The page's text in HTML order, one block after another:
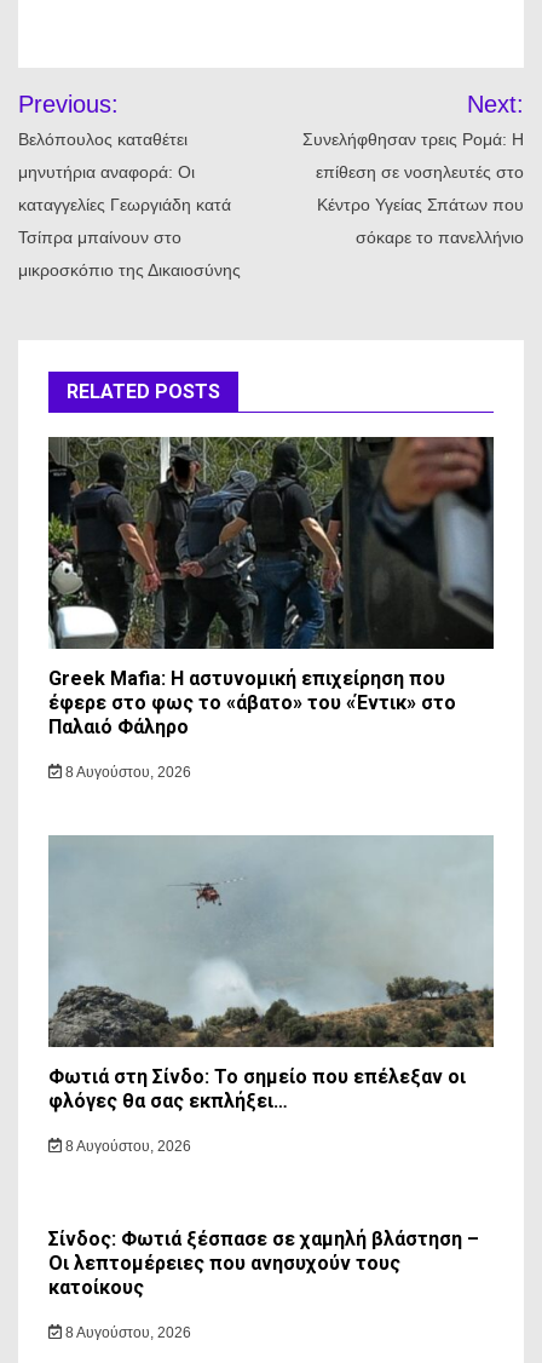
άρθρων
Previous:
Βελόπουλος καταθέτει
μηνυτήρια αναφορά: Οι
καταγγελίες Γεωργιάδη κατά
Τσίπρα μπαίνουν στο
μικροσκόπιο της Δικαιοσύνης
Next:
Συνελήφθησαν τρεις Ρομά: Η
επίθεση σε νοσηλευτές στο
Κέντρο Υγείας Σπάτων που
σόκαρε το πανελλήνιο
RELATED POSTS
Greek Mafia: Η αστυνομική επιχείρηση που
έφερε στο φως το «άβατο» του «Έντικ» στο
Παλαιό Φάληρο
8 Αυγούστου, 2026
Φωτιά στη Σίνδο: Το σημείο που επέλεξαν οι
φλόγες θα σας εκπλήξει…
8 Αυγούστου, 2026
Σίνδος: Φωτιά ξέσπασε σε χαμηλή βλάστηση –
Οι λεπτομέρειες που ανησυχούν τους
κατοίκους
8 Αυγούστου, 2026